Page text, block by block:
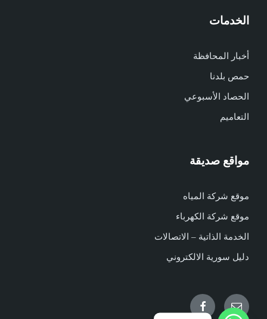
الخدمات
أخبار المحافظة
حمص بلدنا
الحصاد الأسبوعي
التعاميم
مواقع صديقة
موقع شركة المياه
موقع شركة الكهرباء
الخدمة الذاتية – الاتصالات
دليل سورية الالكتروني
Email
Facebook